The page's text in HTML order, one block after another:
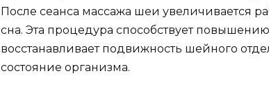
После сеанса массажа шеи увеличивается
сна. Эта процедура способствует
восстанавливает подвижность шейного
состояние организма.